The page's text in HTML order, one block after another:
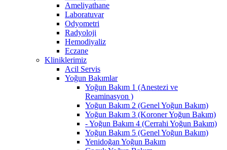
Ameliyathane
Laboratuvar
Odyometri
Radyoloji
Hemodiyaliz
Eczane
Kliniklerimiz
Acil Servis
Yoğun Bakımlar
Yoğun Bakım 1 (Anestezi ve
Reaminasyon )
Yoğun Bakım 2 (Genel Yoğun Bakım)
Yoğun Bakım 3 (Koroner Yoğun Bakım)
- Yoğun Bakım 4 (Cerrahi Yoğun Bakım)
Yoğun Bakım 5 (Genel Yoğun Bakım)
Yenidoğan Yoğun Bakım